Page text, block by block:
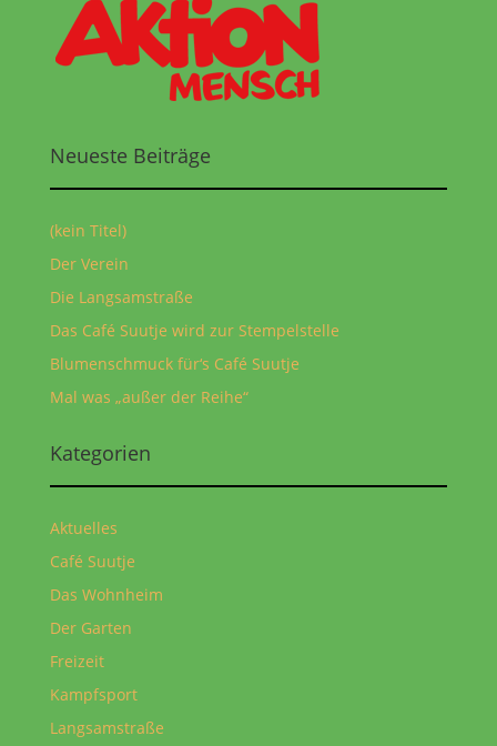
Neueste Beiträge
(kein Titel)
Der Verein
Die Langsamstraße
Das Café Suutje wird zur Stempelstelle
Blumenschmuck für‘s Café Suutje
Mal was „außer der Reihe“
Kategorien
Aktuelles
Café Suutje
Das Wohnheim
Der Garten
Freizeit
Kampfsport
Langsamstraße